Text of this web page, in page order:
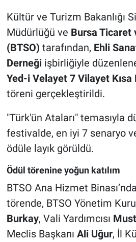
Kültür ve Turizm Bakanlığı
Müdürlüğü ve Bursa Ticaret
(BTSO) tarafından, Ehli
Derneğiişbirliğiyle
Yed-i Velayet 7 Vilayet
töreni gerçekleştirildi.
"Türk'ün Ataları" temasıyla
festivalde, en iyi 7 senaryo
ödüle layık görüldü.
Ödül törenine yoğun katılım
BTSO Ana Hizmet
törende, BTSO Yönetim
Burkay, Vali Yardımcısı
Meclis Başkanı Ali Uğur, İl
Yaşam
Spor
Nöbetçi Eczaneler